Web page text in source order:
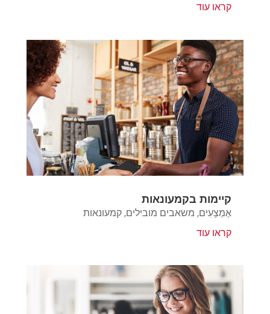
קראו עוד
קיימות בקמעונאות
אֶמְצָעִים, משאבים מובילים, קמעונאות
קראו עוד